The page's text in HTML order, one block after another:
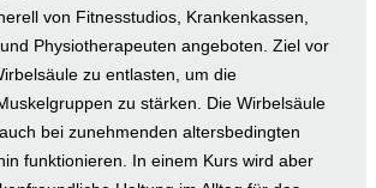
von Fitnesstudios, Krankenkassen,
Physiotherapeuten angeboten. Ziel vor
zu entlasten, um die
zu stärken. Die Wirbelsäule
bei zunehmenden altersbedingten
funktionieren. In einem Kurs wird aber